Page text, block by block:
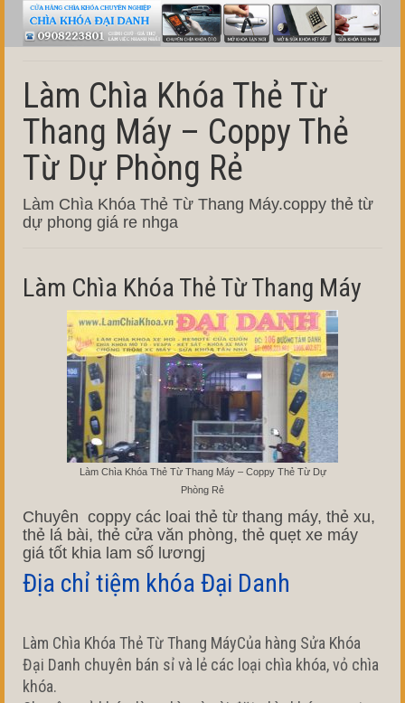
Làm Chìa Khóa Thẻ Từ
Thang Máy – Coppy Thẻ
Từ Dự Phòng Rẻ
Làm Chìa Khóa Thẻ Từ Thang Máy.coppy thẻ từ
dự phong giá re nhga
Làm Chìa Khóa Thẻ Từ Thang Máy
Làm Chìa Khóa Thẻ Từ Thang Máy – Coppy Thẻ Từ Dự
Phòng Rẻ
Chuyên coppy các loai thẻ từ thang máy, thẻ xu,
thẻ lá bài, thẻ cửa văn phòng, thẻ quẹt xe máy
giá tốt khia lam số lươngj
Địa chỉ tiệm khóa Đại Danh
Làm Chìa Khóa Thẻ Từ Thang MáyCủa hàng Sửa Khóa
Đại Danh chuyên bán sỉ và lẻ các loại chìa khóa, vỏ chìa
khóa.